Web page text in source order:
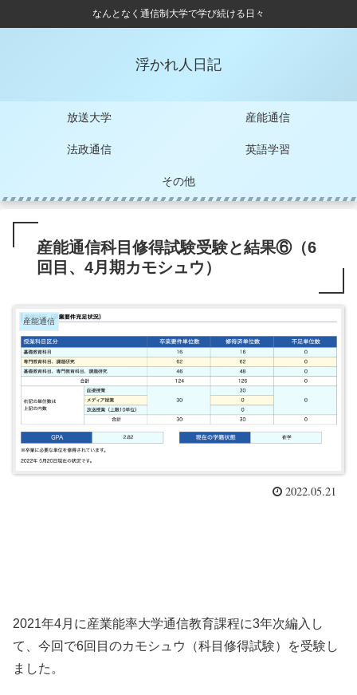
なんとなく通信制大学で学び続ける日々
浮かれ人日記
放送大学 産能通信
法政通信 英語学習
その他
産能通信科目修得試験受験と結果⑥（6
回目、4月期カモシュウ）
産能通信
2022.05.21
2021年4月に産業能率大学通信教育課程に3年次編入し
て、今回で6回目のカモシュウ（科目修得試験）を受験し
ました。